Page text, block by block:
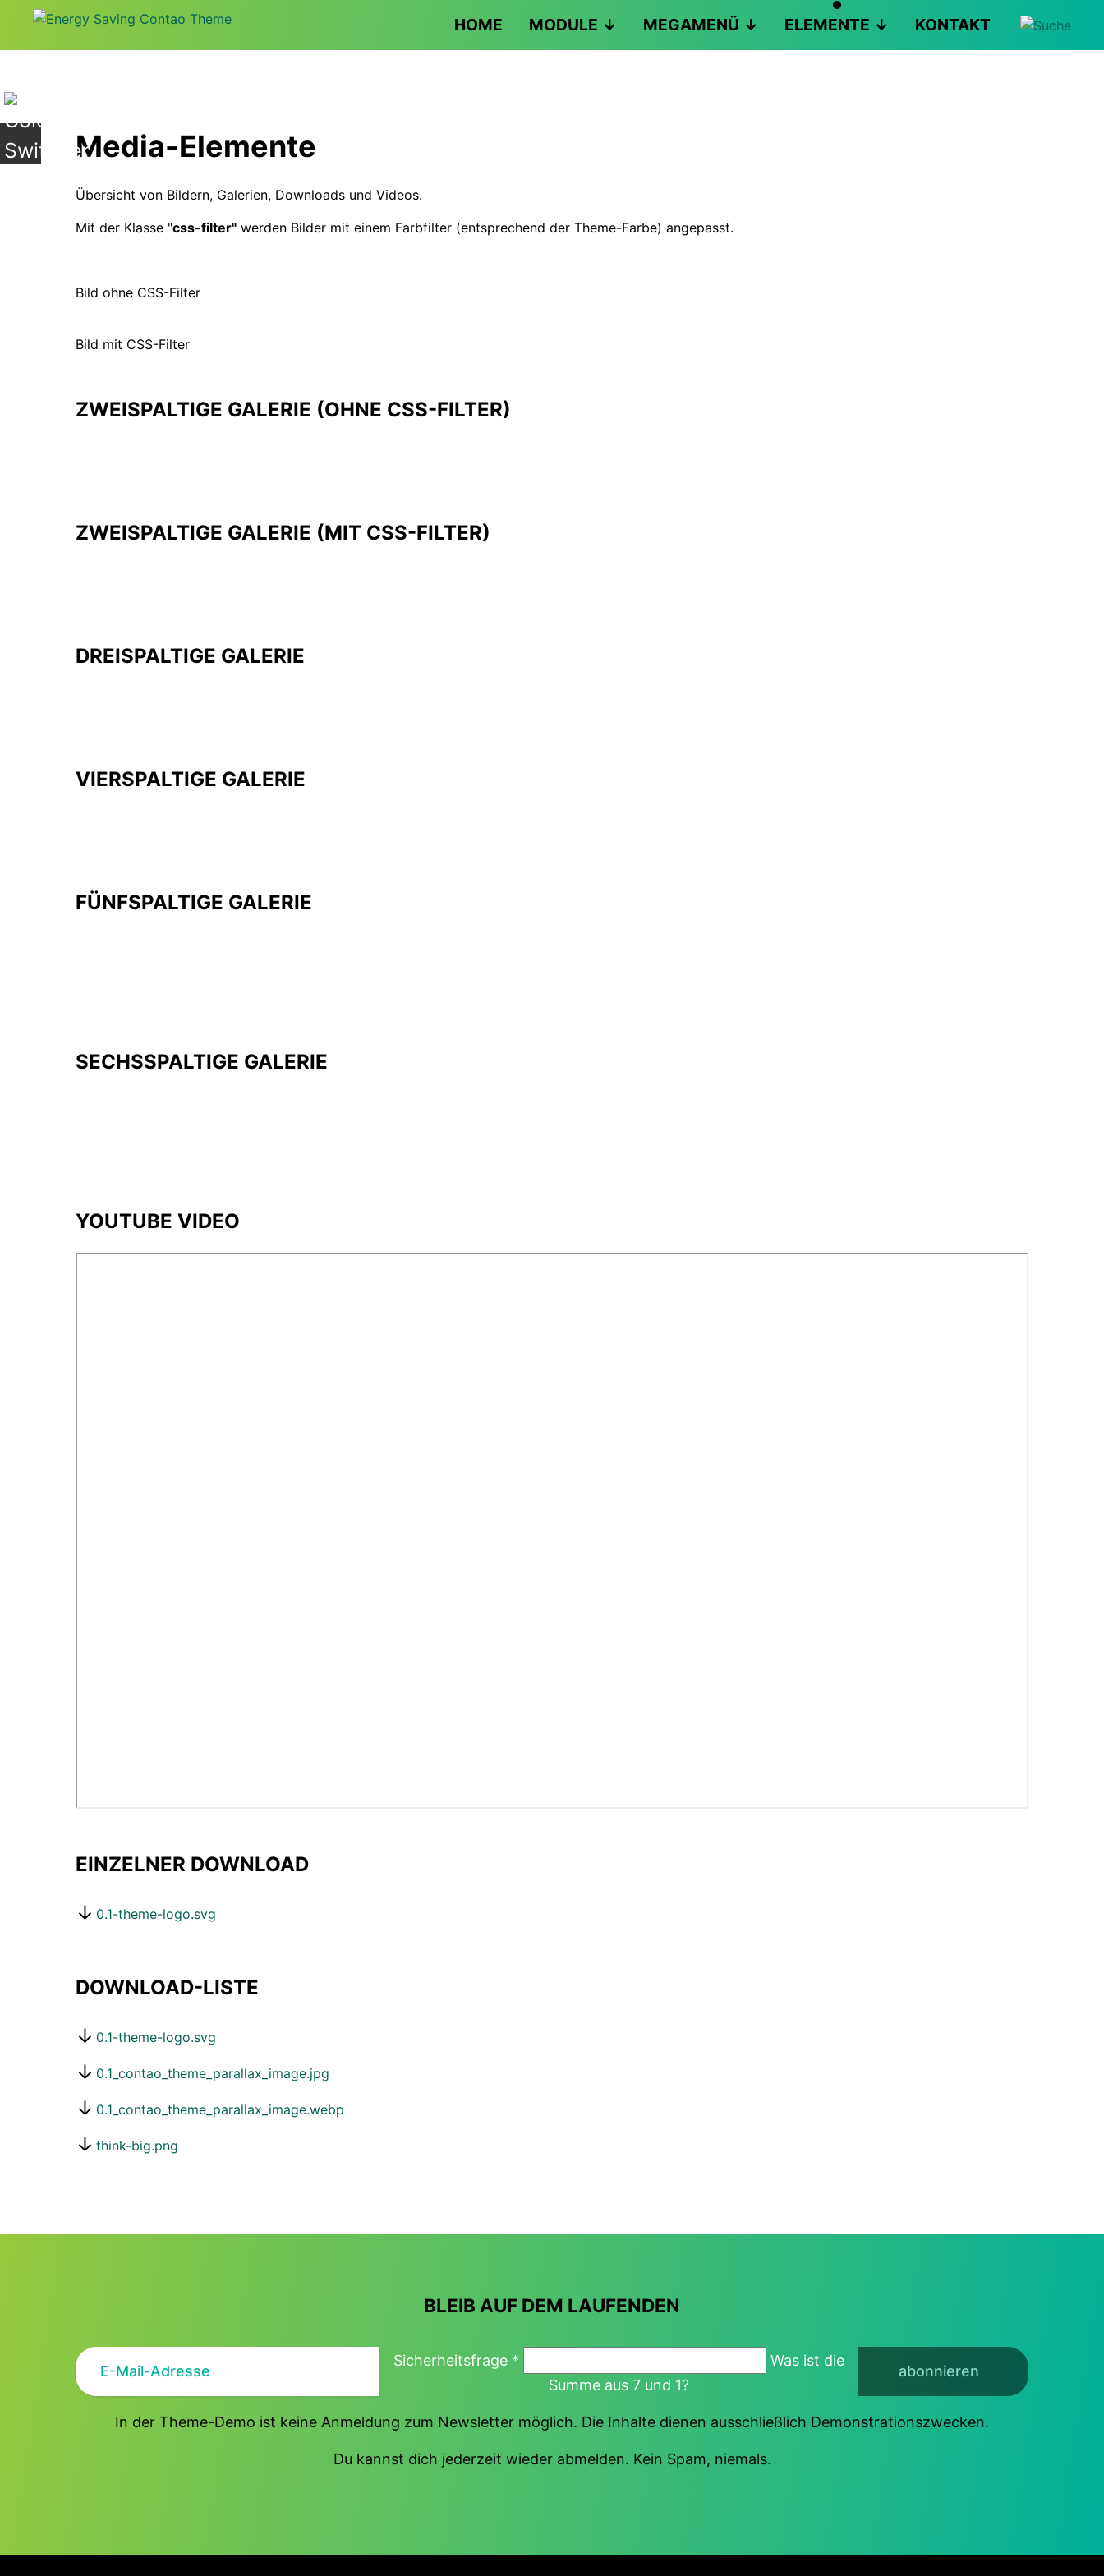
HOME MODULE MEGAMENÜ ELEMENTE KONTAKT
Media-Elemente
Übersicht von Bildern, Galerien, Downloads und Videos.
Mit der Klasse "css-filter" werden Bilder mit einem Farbfilter (entsprechend der Theme-Farbe) angepasst.
Bild ohne CSS-Filter
Bild mit CSS-Filter
ZWEISPALTIGE GALERIE (OHNE CSS-FILTER)
ZWEISPALTIGE GALERIE (MIT CSS-FILTER)
DREISPALTIGE GALERIE
VIERSPALTIGE GALERIE
FÜNFSPALTIGE GALERIE
SECHSSPALTIGE GALERIE
YOUTUBE VIDEO
EINZELNER DOWNLOAD
0.1-theme-logo.svg
DOWNLOAD-LISTE
0.1-theme-logo.svg
0.1_contao_theme_parallax_image.jpg
0.1_contao_theme_parallax_image.webp
think-big.png
BLEIB AUF DEM LAUFENDEN
Sicherheitsfrage *
Was ist die
Summe aus 7 und 1?
abonnieren
In der Theme-Demo ist keine Anmeldung zum Newsletter möglich. Die Inhalte dienen ausschließlich Demonstrationszwecken.
Du kannst dich jederzeit wieder abmelden. Kein Spam, niemals.